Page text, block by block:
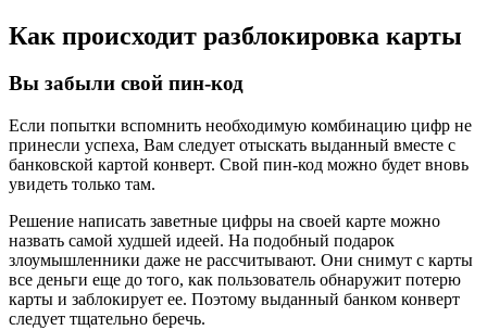
Как происходит разблокировка карты
Вы забыли свой пин-код
Если попытки вспомнить необходимую комбинацию цифр не
принесли успеха, Вам следует отыскать выданный вместе с
банковской картой конверт. Свой пин-код можно будет вновь
увидеть только там.
Решение написать заветные цифры на своей карте можно
назвать самой худшей идеей. На подобный подарок
злоумышленники даже не рассчитывают. Они снимут с карты
все деньги еще до того, как пользователь обнаружит потерю
карты и заблокирует ее. Поэтому выданный банком конверт
следует тщательно беречь.